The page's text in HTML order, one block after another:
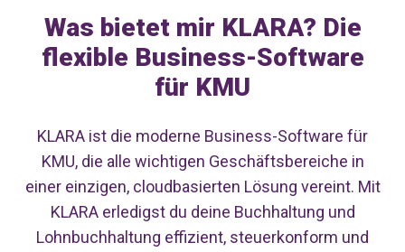
Was bietet mir KLARA? Die
flexible Business-Software
für KMU
KLARA ist die moderne Business-Software für
KMU, die alle wichtigen Geschäftsbereiche in
einer einzigen, cloudbasierten Lösung vereint. Mit
KLARA erledigst du deine Buchhaltung und
Lohnbuchhaltung effizient, steuerkonform und